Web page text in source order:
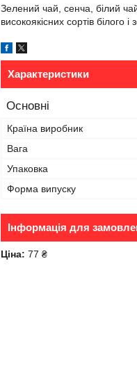
Зелений чай, сенча, білий
високоякісних сортів
Характеристики
Основні
Країна виробник
Вага
Упаковка
Форма випуску
Інформація для
Ціна: 77 ₴